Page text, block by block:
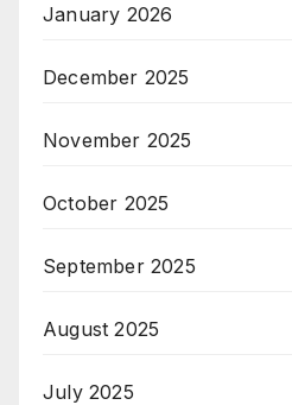
January 2026
December 2025
November 2025
October 2025
September 2025
August 2025
July 2025